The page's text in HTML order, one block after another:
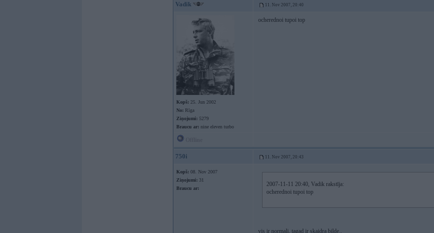
Vadik 11. Nov 2007, 20:40
Kopš: 25. Jun 2002
No: Rīga
Ziņojumi: 5279
Braucu ar: nine eleven turbo
ocherednoi tupoi top
750i 11. Nov 2007, 20:43
Kopš: 08. Nov 2007
Ziņojumi: 31
Braucu ar:
2007-11-11 20:40, Vadik rakstīja:
ocherednoi tupoi top
vis ir normali, tagad ir skaidra bilde..